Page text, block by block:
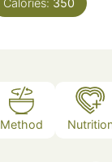
Method